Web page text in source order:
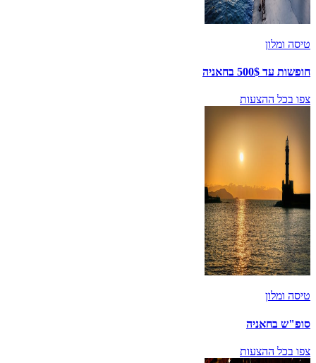
טיסה ומלון
חופשות עד 500$ בחאניה
צפו בכל ההצעות
טיסה ומלון
סופ"ש בחאניה
צפו בכל ההצעות